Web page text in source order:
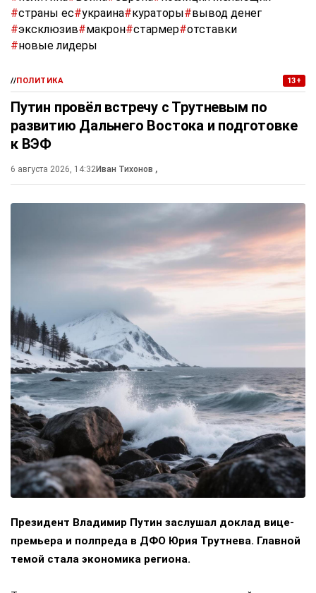
#страны ес#украина#кураторы#вывод денег
#эксклюзив#макрон#стармер#отставки
#новые лидеры
//ПОЛИТИКА 13+
Путин провёл встречу с Трутневым по
развитию Дальнего Востока и подготовке
к ВЭФ
6 августа 2026, 14:32Иван Тихонов ,
Президент Владимир Путин заслушал доклад вице-
премьера и полпреда в ДФО Юрия Трутнева. Главной
темой стала экономика региона.